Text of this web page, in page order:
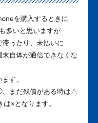
を購入するときに
多いと思いますが
ったり、未払いに
自体が通信できなくな
す。
まだ残債がある時は△
×となります。